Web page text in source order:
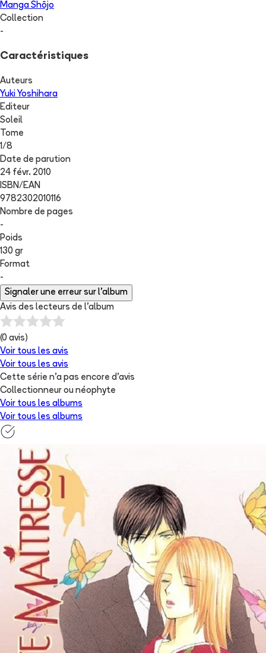
Manga Shōjo
Collection
-
Caractéristiques
Auteurs
Yuki Yoshihara
Editeur
Soleil
Tome
1/8
Date de parution
24 févr. 2010
ISBN/EAN
9782302010116
Nombre de pages
-
Poids
130 gr
Format
-
Signaler une erreur sur l'album
Avis des lecteurs de l'album
(0 avis)
Voir tous les avis
Voir tous les avis
Cette série n'a pas encore d'avis
Collectionneur ou néophyte
Voir tous les albums
Voir tous les albums